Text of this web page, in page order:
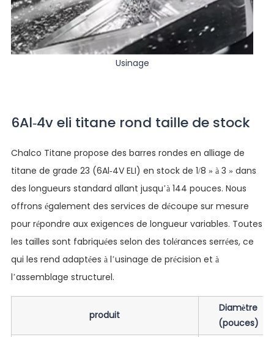
Usinage
6Al-4v eli titane rond taille de stock
Chalco Titane propose des barres rondes en alliage de
titane de grade 23 (6Al-4V ELI) en stock de 1/8 » à 3 » dans
des longueurs standard allant jusqu’à 144 pouces. Nous
offrons également des services de découpe sur mesure
pour répondre aux exigences de longueur variables. Toutes
les tailles sont fabriquées selon des tolérances serrées, ce
qui les rend adaptées à l’usinage de précision et à
l’assemblage structurel.
produit
Diamètre
(pouces)